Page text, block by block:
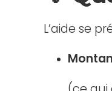
L’aide se